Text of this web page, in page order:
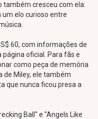
também cresceu com ela.
elo curioso entre
60, com informações de
oficial. Para fãs e
como peça de memória
de Miley, ele também
que nunca ficou presa a
Ball" e "Angels Like